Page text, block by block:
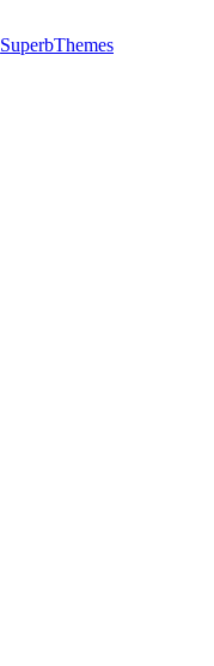
SuperbThemes